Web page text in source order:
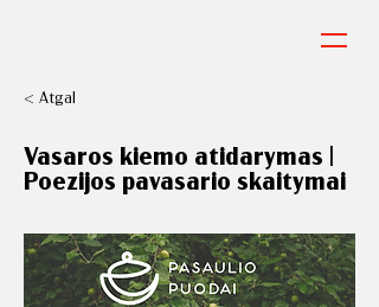
< Atgal
Vasaros kiemo atidarymas |
Poezijos pavasario skaitymai